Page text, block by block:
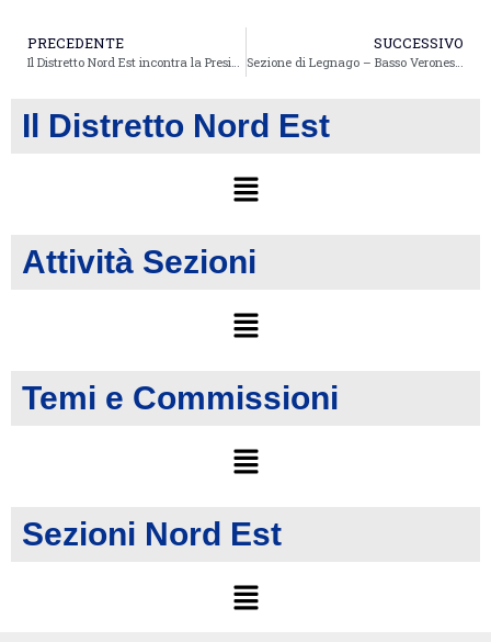
PRECEDENTE
Il Distretto Nord Est incontra la Presidente Nazionale Caterina Mazzella
SUCCESSIVO
Sezione di Legnago – Basso Veronese: Corso di Fotografia
Il Distretto Nord Est
Attività Sezioni
Temi e Commissioni
Sezioni Nord Est